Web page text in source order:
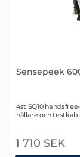
Sensepeek
Art. nr 2480
4st SQ10
hållare och
1 710 SEK